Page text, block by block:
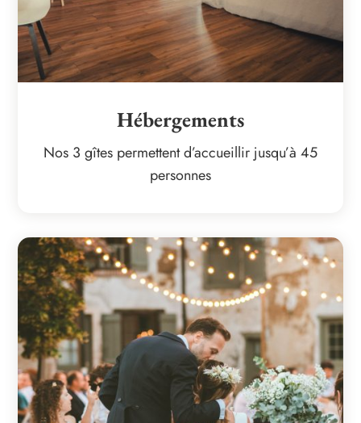
Hébergements
Nos 3 gîtes permettent d’accueillir jusqu’à 45
personnes